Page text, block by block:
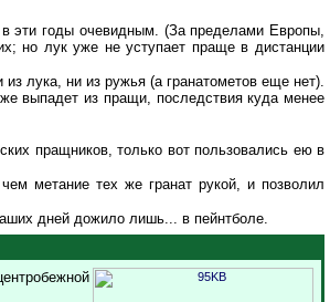
в эти годы очевидным. (За пределами Европы,
но лук уже не уступает праще в дистанции
лука, ни из ружья (а гранатометов еще нет).
выпадет из пращи, последствия куда менее
пращников, только вот пользовались ею в
метание тех же гранат рукой, и позволил
дней дожило лишь... в пейнтболе.